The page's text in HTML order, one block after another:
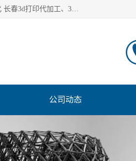
长春市东师青鸟科技有限公司从事3D打印代加工 3D打印设计服务 3D打印相关教育培训 3D打印设计优化 长春3d打印代加工、3D打印代加工及设计服务、3D打印相关教育培训、专利代理及优化、3D打印上下游技术服务，深耕工业设计、机械设计、3D打印多年年，拥有多项技术，辅助数十位客户完成自己的发明及实用新型专利。
公司动态